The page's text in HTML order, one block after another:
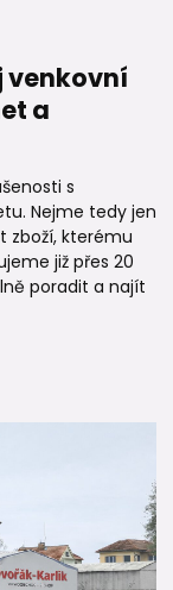
venkovní
a
s
Nejme tedy jen
zboží, kterému
již přes 20
poradit a najít